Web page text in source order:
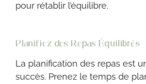
pour rétablir l’équilibre.
Planifiez des Repas Équilibrés
La planification des repas est
succès. Prenez le temps de